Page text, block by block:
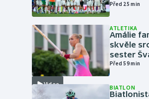
Před 25 min
Video
ATLETIKA
Amálie
skvěle
sester
Před 59 min
BIATLON